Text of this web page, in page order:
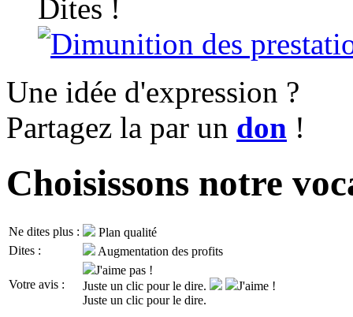
Dites !
Dimunition des
Une idée d'expression ?
Partagez la par un don !
Choisissons notre
Ne dites plus :
Plan qualité
Dites :
Augmentation des profits
Votre avis :
J'aime pas !
Juste un clic pour le dire.
J'aime !
Juste un clic pour le dire.